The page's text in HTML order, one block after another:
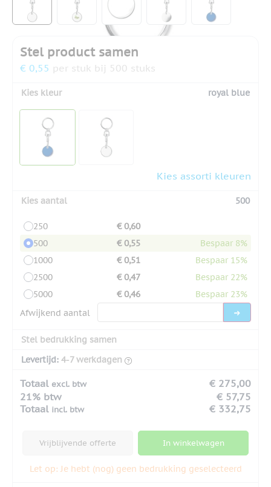
Stel product samen
€ 0,55 per stuk bij 500 stuks
Kies kleur royal blue
Kies assorti kleuren
Kies aantal 500
250
€ 0,60
500
€ 0,55
Bespaar 8%
1000
€ 0,51
Bespaar 15%
2500
€ 0,47
Bespaar 22%
5000
€ 0,46
Bespaar 23%
Afwijkend aantal
Stel bedrukking samen
Levertijd: 4-7 werkdagen
Totaal excl. btw
€ 275,00
21% btw
€ 57,75
Totaal incl. btw € 332,75
Vrijblijvende offerte In winkelwagen
Let op: Je hebt (nog) geen bedrukking geselecteerd